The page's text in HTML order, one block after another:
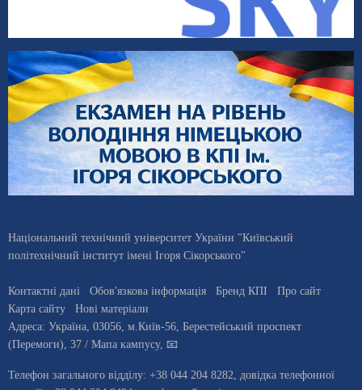
Національний технічний університет України "Київський
політехнічний інститут імені Ігоря Сікорського"
Контактні дані Обов'язкова інформація Бренд КПІ
Про сайт
Карта сайту
Нові матеріали
Адреса: Україна 03056 , м. Київ-56, Берестейський проспект
(Перемоги), 37 / Мапа кампусу, 📧
Телефон загального відділу: +38 044 204 8282, довiдка телефонної